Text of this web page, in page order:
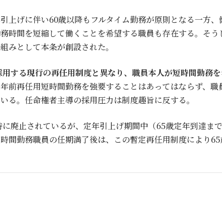
上げに伴い60歳以降もフルタイム勤務が原則となる一方
時間を短縮して働くことを希望する職員も存在する。そ
みとして本条が創設された。
する現行の再任用制度と異なり、職員本人が短時間勤務
前再任用短時間勤務を強要することはあってはならず、職
。任命権者主導の採用圧力は制度趣旨に反する。
廃止されているが、定年引上げ期間中（65歳定年到達ま
勤務職員の任期満了後は、この暫定再任用制度により